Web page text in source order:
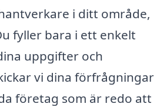
i ditt område,
fyller bara i ett enkelt
uppgifter och
vi dina förfrågningar
företag som är redo att